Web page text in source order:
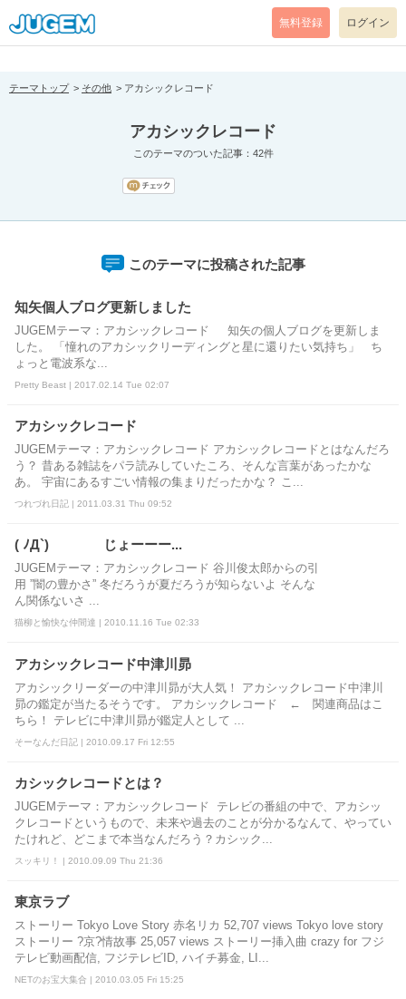
[pear_error: message="Success" code=0 mode=return level=notice
prefix="" info=""]
無料登録 ログイン
テーマトップ その他 アカシックレコード
アカシックレコード
このテーマのついた記事：42件
このテーマに投稿された記事
知矢個人ブログ更新しました
JUGEMテーマ：アカシックレコード 知矢の個人ブログを更新しま
した。 「憧れのアカシックリーディングと星に還りたい気持ち」 ち
ょっと電波系な...
Pretty Beast | 2017.02.14 Tue 02:07
アカシックレコード
JUGEMテーマ：アカシックレコード アカシックレコードとはなんだろ
う？ 昔ある雑誌をパラ読みしていたころ、そんな言葉があったかな
あ。 宇宙にあるすごい情報の集まりだったかな？ こ...
つれづれ日記 | 2011.03.31 Thu 09:52
( ﾉД`) じょーーー...
JUGEMテーマ：アカシックレコード 谷川俊太郎からの引
用 ”闇の豊かさ” 冬だろうが夏だろうが知らないよ そんな
ん関係ないさ ...
猫柳と愉快な仲間達 | 2010.11.16 Tue 02:33
アカシックレコード中津川昴
アカシックリーダーの中津川昴が大人気！ アカシックレコード中津川
昴の鑑定が当たるそうです。 アカシックレコード ← 関連商品はこ
ちら！ テレビに中津川昴が鑑定人として ...
そーなんだ日記 | 2010.09.17 Fri 12:55
カシックレコードとは？
JUGEMテーマ：アカシックレコード テレビの番組の中で、アカシッ
クレコードというもので、未来や過去のことが分かるなんて、やってい
たけれど、どこまで本当なんだろう？カシック...
スッキリ！ | 2010.09.09 Thu 21:36
東京ラブ
ストーリー Tokyo Love Story 赤名リカ 52,707 views Tokyo love story
ストーリー ?京?情故事 25,057 views ストーリー挿入曲 crazy for フジ
テレビ動画配信, フジテレビID, ハイチ募金, LI...
NETのお宝大集合 | 2010.03.05 Fri 15:25